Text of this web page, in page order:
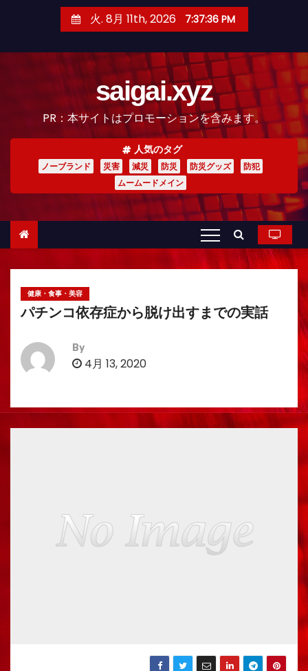
火. 8月 11th, 2026 7:37:37 PM
saigai.xyz
PR：本サイトはプロモーションを含みます。
人気のタグ
ノーブランド 災害 減災 防災 防災グッズ
防犯
ムームードメイン
健康・食事・美容
パチンコ依存症から脱け出すまでの実話
By
4月 13, 2020